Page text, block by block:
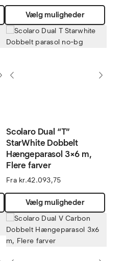
Dette
vare
har
flere
kan
Vælg muligheder
Dette
vare
Dette
vare
har
flere
varianter.
Scolaro Dual “T”
StarWhite Dobbelt
Hængeparasol 3×6 m,
Flere farver
Fra kr.42.093,75
Vælg muligheder
Dette
vare